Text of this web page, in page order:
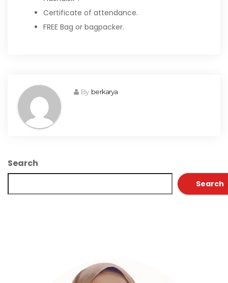
Certificate of attendance.
FREE Bag or bagpacker.
By berkarya
Search
Search